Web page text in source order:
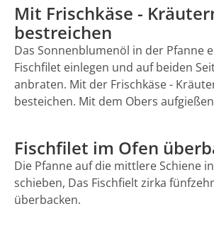
Mit Frischkäse -
bestreichen
Das Sonnenblumenöl in der Pfanne
Fischfilet einlegen und auf beiden
anbraten. Mit der Frischkäse -
besteichen. Mit dem Obers
Fischfilet im Ofen
Die Pfanne auf die mittlere Schiene
schieben, Das Fischfielt zirka
überbacken.